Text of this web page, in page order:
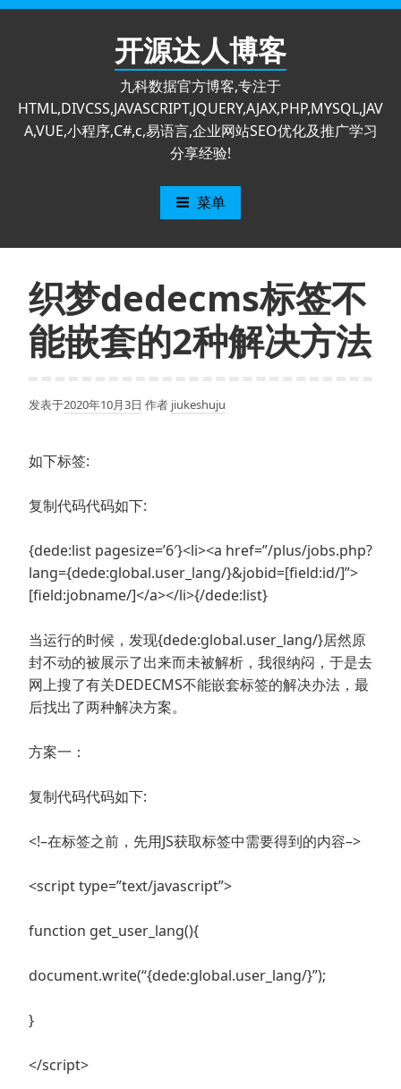
跳
开源达人博客
九科数据官方博客,专注于
HTML,DIVCSS,JAVASCRIPT,JQUERY,AJAX,PHP,MYSQL,JAV
A,VUE,小程序,C#,c,易语言,企业网站SEO优化及推广学习
分享经验!
菜单
织梦dedecms标签不
能嵌套的2种解决方法
发表于2020年10月3日 作者 jiukeshuju
如下标签:
复制代码代码如下:
{dede:list pagesize=’6′}<li><a href=”/plus/jobs.php?
lang={dede:global.user_lang/}&jobid=[field:id/]”>
[field:jobname/]</a></li>{/dede:list}
当运行的时候，发现{dede:global.user_lang/}居然原
封不动的被展示了出来而未被解析，我很纳闷，于是去
网上搜了有关DEDECMS不能嵌套标签的解决办法，最
后找出了两种解决方案。
方案一：
复制代码代码如下:
<!–在标签之前，先用JS获取标签中需要得到的内容–>
<script type=”text/javascript”>
function get_user_lang(){
document.write(“{dede:global.user_lang/}”);
}
</script>